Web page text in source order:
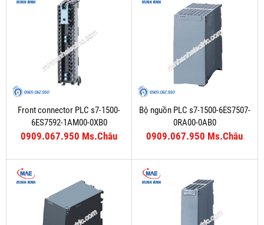
Front connector PLC s7-1500-
6ES7592-1AM00-0XB0
0909.067.950 Ms.Châu
Bộ nguồn PLC s7-1500-6ES7507-
0RA00-0AB0
0909.067.950 Ms.Châu